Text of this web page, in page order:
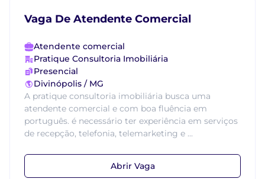
Vaga De Atendente Comercial
Atendente comercial
Pratique Consultoria Imobiliária
Presencial
Divinópolis / MG
A pratique consultoria imobiliária busca uma
atendente comercial e com boa fluência em
português. é necessário ter experiência em serviços
de recepção, telefonia, telemarketing e ...
Abrir Vaga